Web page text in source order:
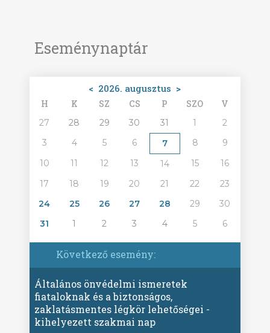
Eseménynaptár
< 2026. augusztus >
H K SZ CS P SZO V
27 28 29 30 31 1
2
3
4 5 6 7 8
9
10
11 12 13 14 15
16
17
18 19 20 21 22
23
24
25 26 27 28 29
30
31
1 2 3 4 5 6
Következő esemény:
Általános önvédelmi ismeretek
fiataloknak és a biztonságos,
zaklatásmentes légkör lehetőségei -
kihelyezett szakmai nap